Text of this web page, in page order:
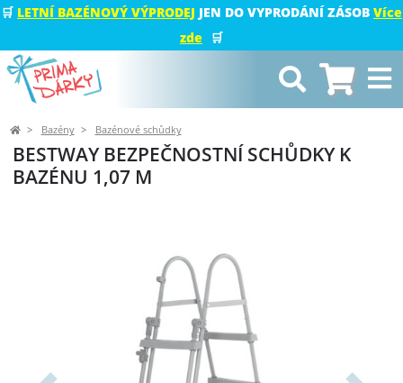
🛒 LETNÍ BAZÉNOVÝ VÝPRODEJ JEN DO VYPRODÁNÍ ZÁSOB Více
zde
🛒
Bazény Bazénové schůdky
BESTWAY BEZPEČNOSTNÍ SCHŮDKY K
BAZÉNU 1,07 M